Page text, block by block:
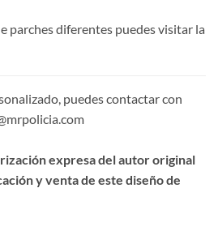
parches diferentes puedes visitar la
puedes contactar con
expresa del autor original
y venta de este diseño de